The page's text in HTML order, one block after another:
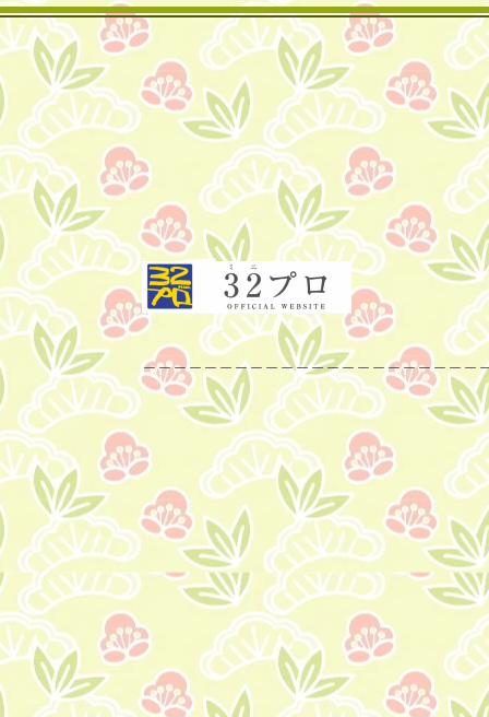
＿＿＿＿＿＿＿＿＿＿＿＿＿＿＿＿＿＿＿＿＿＿